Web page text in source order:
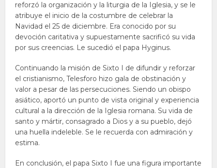
reforzó la organización y la liturgia de la Iglesia, y se le
atribuye el inicio de la costumbre de celebrar la
Navidad el 25 de diciembre. Era conocido por su
devoción caritativa y supuestamente sacrificó su vida
por sus creencias. Le sucedió el papa Hyginus.
Continuando la misión de Sixto I de difundir y reforzar
el cristianismo, Telesforo hizo gala de obstinación y
valor a pesar de las persecuciones. Siendo un obispo
asiático, aportó un punto de vista original y experiencia
cultural a la dirección de la Iglesia romana. Su vida de
santo y mártir, consagrado a Dios y a su pueblo, dejó
una huella indeleble. Se le recuerda con admiración y
estima.
En conclusión, el papa Sixto I fue una figura importante